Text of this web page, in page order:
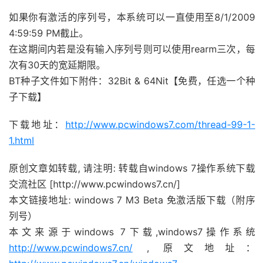
如果你有激活的序列号，本系统可以一直使用至8/1/2009
4:59:59 PM截止。
在这期间内若是没有输入序列号则可以使用rearm三次，每
次有30天的宽延期限。
BT种子文件如下附件：32Bit & 64Nit【免费，任选一个种
子下载】
下载地址： http://www.pcwindows7.com/thread-99-1-
1.html
原创文章如转载, 请注明: 转载自windows 7操作系统下载
交流社区 [http://www.pcwindows7.cn/]
本文链接地址: windows 7 M3 Beta 免激活版下载（附序
列号）
本文来源于windows 7下载,windows7操作系统
http://www.pcwindows7.cn/ , 原文地址：